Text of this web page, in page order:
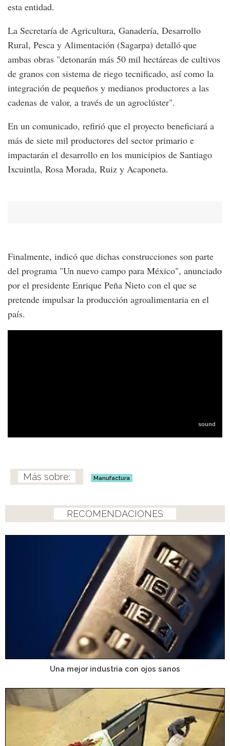
esta entidad.
La Secretaría de Agricultura, Ganadería, Desarrollo
Rural, Pesca y Alimentación (Sagarpa) detalló que
ambas obras "detonarán más 50 mil hectáreas de cultivos
de granos con sistema de riego tecnificado, así como la
integración de pequeños y medianos productores a las
cadenas de valor, a través de un agroclúster".
En un comunicado, refirió que el proyecto beneficiará a
más de siete mil productores del sector primario e
impactarán el desarrollo en los municipios de Santiago
Ixcuintla, Rosa Morada, Ruiz y Acaponeta.
Finalmente, indicó que dichas construcciones son parte
del programa "Un nuevo campo para México", anunciado
por el presidente Enrique Peña Nieto con el que se
pretende impulsar la producción agroalimentaria en el
país.
Manufactura
RECOMENDACIONES
Una mejor industria con ojos sanos